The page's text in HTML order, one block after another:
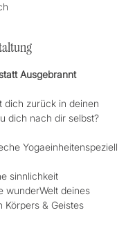
Ausgebrannt
dich zurück in deinen
dich nach dir selbst?
Yogaeinheitenspeziell
sinnlichkeit
wunderWelt deines
Körpers & Geistes